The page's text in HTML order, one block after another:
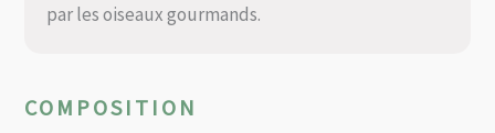
par les oiseaux gourmands.
COMPOSITION